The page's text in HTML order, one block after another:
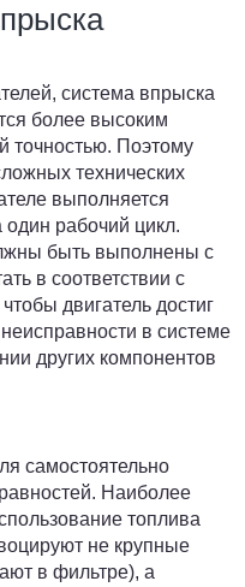
система впрыска
более высоким
точностью. Поэтому
технических
выполняется
один рабочий цикл.
быть выполнены с
в соответствии с
двигатель достиг
в системе
других компонентов
самостоятельно
Наиболее
топлива
не крупные
в фильтре), а